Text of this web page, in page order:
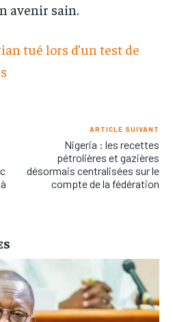
avenir sain.
tué lors d’un test de
ARTICLE SUIVANT
Nigeria : les recettes
pétrolières et gazières
désormais centralisées sur le
compte de la fédération